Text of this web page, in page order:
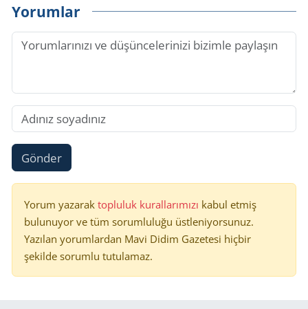
Yorumlar
Gönder
Yorum yazarak topluluk kurallarımızı kabul etmiş
bulunuyor ve tüm sorumluluğu üstleniyorsunuz.
Yazılan yorumlardan Mavi Didim Gazetesi hiçbir
şekilde sorumlu tutulamaz.